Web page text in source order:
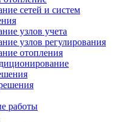
сетей и систем
узлов учета
узлов регулирования
отопления
работы